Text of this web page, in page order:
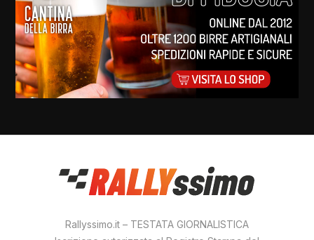
Rallyssimo.it – TESTATA GIORNALISTICA